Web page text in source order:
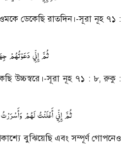
ডেকেছি রাতদিন।-সূরা নূহ ৭১ :
ثُمَّإِنِّيدَعَوْتُهُمْ
উচ্চস্বরে।-সূরা নূহ ৭১ : ৮, রুকু :
ثُمَّإِنِّيأَعْلَنْتُلَهُمْوَأَسْرَرْتُ
বুঝিয়েছি এবং সম্পূর্ণ গোপনেও